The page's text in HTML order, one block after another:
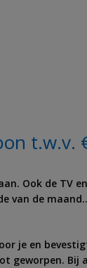
t.w.v.
Ook de TV
van de
je en
geworpen. Bij